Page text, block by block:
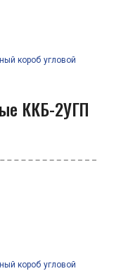
короб угловой
ККБ-2УГП
короб угловой